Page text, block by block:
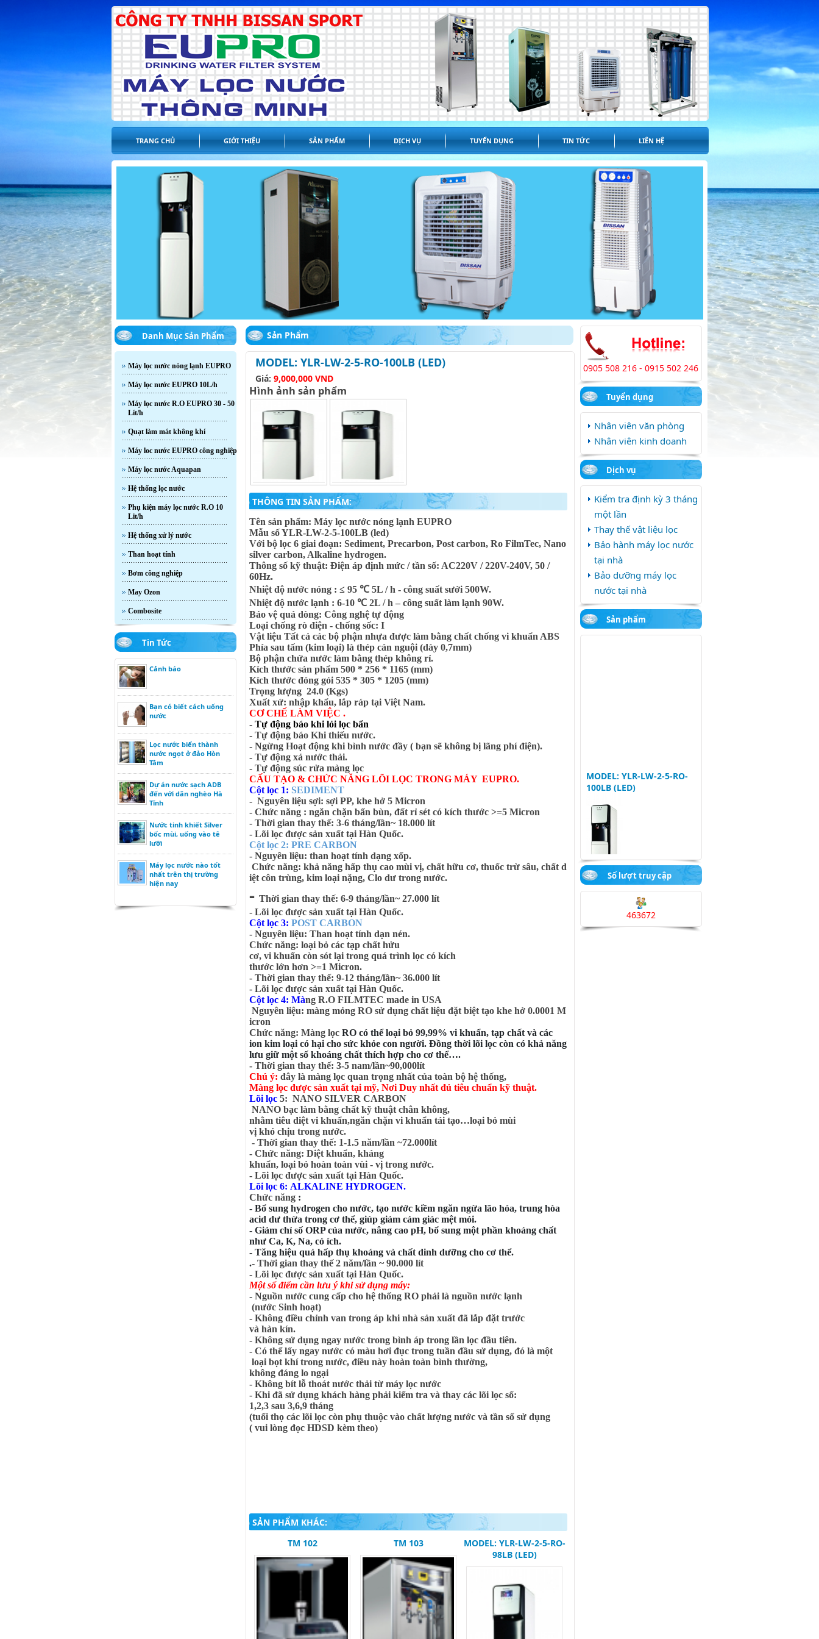
TRANG CHỦ GIỚI THIỆU SẢN PHẨM DỊCH VỤ TUYỂN DỤNG TIN TỨC LIÊN HỆ
Danh Mục Sản Phẩm
Máy lọc nước nóng lạnh EUPRO
Máy lọc nước EUPRO 10L/h
Máy lọc nước R.O EUPRO 30 - 50
Lít/h
Quạt làm mát không khí
Máy loc nước EUPRO công nghiệp
Máy lọc nước Aquapan
Hệ thống lọc nước
Phụ kiện máy lọc nước R.O 10
Lit/h
Hệ thống xử lý nước
Than hoạt tính
Bơm công nghiệp
May Ozon
Combosite
Tin Tức
Cảnh báo
Bạn có biết cách uống
nước
Lọc nước biển thành
nước ngọt ở đảo Hòn
Tằm
Dự án nước sạch ADB
đến với dân nghèo Hà
Tĩnh
Nước tinh khiết Silver
bốc mùi, uống vào tê
lưỡi
Máy lọc nước nào tốt
nhất trên thị trường
hiện nay
Sản Phẩm
MODEL: YLR-LW-2-5-RO-100LB (LED)
Giá: 9,000,000 VND
Hình ảnh sản phẩm
THÔNG TIN SẢN PHẨM:
Tên sản phẩm: Máy lọc nước nóng lạnh EUPRO
Mẫu số YLR-LW-2-5-100LB (led)
Với bộ lọc 6 giai đoạn: Sediment, Precarbon, Post carbon, Ro FilmTec, Nano
silver carbon, Alkaline hydrogen.
Thông số kỹ thuật: Điện áp định mức / tần số: AC220V / 220V-240V, 50 /
60Hz.
Nhiệt độ nước nóng : ≤ 95 ℃ 5L / h - công suất sưởi 500W.
Nhiệt độ nước lạnh : 6-10 ℃ 2L / h – công suất làm lạnh 90W.
Bảo vệ quá dòng: Công nghệ tự động
Loại chống rò điện - chống sốc: I
Vật liệu Tất cả các bộ phận nhựa được làm bằng chất chống vi khuẩn ABS
Phía sau tấm (kim loại) là thép cán nguội (dày 0,7mm)
Bộ phận chứa nước làm bằng thép không rỉ.
Kích thước sản phẩm 500 * 256 * 1165 (mm)
Kích thước đóng gói 535 * 305 * 1205 (mm)
Trọng lượng 24.0 (Kgs)
Xuất xứ: nhập khẩu, lắp ráp tại Việt Nam.
CƠ CHẾ LÀM VIỆC .
- Tự động báo khi lỏi lọc bẩn
- Tự động báo Khi thiếu nước.
- Ngừng Hoạt động khi bình nước đầy ( bạn sẽ không bị lãng phí điện).
- Tự động xả nước thải.
- Tự động súc rửa màng lọc
CẤU TẠO & CHỨC NĂNG LÕI LỌC TRONG MÁY EUPRO.
Cột lọc 1: SEDIMENT
- Nguyên liệu sợi: sợi PP, khe hở 5 Micron
- Chức năng : ngăn chặn bẩn bùn, đất rỉ sét có kích thước >=5 Micron
- Thời gian thay thế: 3-6 tháng/lần~ 18.000 lít
- Lõi lọc được sản xuất tại Hàn Quốc.
Cột lọc 2: PRE CARBON
- Nguyên liệu: than hoạt tính dạng xốp.
Chức năng: khả năng hấp thụ cao mùi vị, chất hữu cơ, thuốc trừ sâu, chất d
iệt côn trùng, kim loại nặng, Clo dư trong nước.
- Thời gian thay thế: 6-9 tháng/lần~ 27.000 lít
- Lõi lọc được sản xuất tại Hàn Quốc.
Cột lọc 3: POST CARBON
- Nguyên liệu: Than hoạt tính dạn nén.
Chức năng: loại bỏ các tạp chất hửu
cơ, vi khuẩn còn sót lại trong quá trình lọc có kích
thước lớn hơn >=1 Micron.
- Thời gian thay thế: 9-12 tháng/lần~ 36.000 lít
- Lõi lọc được sản xuất tại Hàn Quốc.
Cột lọc 4: Màng R.O FILMTEC made in USA
Nguyên liệu: màng mỏng RO sử dụng chất liệu đặt biệt tạo khe hở 0.0001 M
icron
Chức năng: Màng lọc RO có thể loại bỏ 99,99% vi khuẩn, tạp chất và các
ion kim loại có hại cho sức khỏe con người. Đồng thời lõi lọc còn có khả năng
lưu giữ một số khoáng chất thích hợp cho cơ thể….
- Thời gian thay thế: 3-5 nam/lần~90,000lít
Chú ý: đây là màng lọc quan trọng nhất của toàn bộ hệ thống,
Màng lọc được sản xuất tại mỹ, Nơi Duy nhất đủ tiêu chuẩn kỹ thuật.
Lõi lọc 5: NANO SILVER CARBON
NANO bạc làm bằng chất kỹ thuật chân không,
nhằm tiêu diệt vi khuẩn,ngăn chặn vi khuẩn tái tạo…loại bỏ mùi
vị khó chịu trong nước.
- Thời gian thay thế: 1-1.5 năm/lần ~72.000lít
- Chức năng: Diệt khuẩn, kháng
khuẩn, loại bỏ hoàn toàn vùi - vị trong nước.
- Lõi lọc được sản xuất tại Hàn Quốc.
Lõi lọc 6: ALKALINE HYDROGEN.
Chức năng :
- Bổ sung hydrogen cho nước, tạo nước kiềm ngăn ngừa lão hóa, trung hòa
acid dư thừa trong cơ thể, giúp giảm cảm giác mệt mỏi.
- Giảm chỉ số ORP của nước, nâng cao pH, bổ sung một phần khoáng chất
như Ca, K, Na, có ích.
- Tăng hiệu quả hấp thụ khoáng và chất dinh dưỡng cho cơ thể.
.- Thời gian thay thế 2 năm/lần ~ 90.000 lít
- Lõi lọc được sản xuất tại Hàn Quốc.
Một số điểm cần lưu ý khi sử dụng máy:
- Nguồn nước cung cấp cho hệ thống RO phải là nguồn nước lạnh
(nước Sinh hoạt)
- Không điều chỉnh van trong áp khi nhà sản xuất đã lắp đặt trước
và hàn kín.
- Không sử dụng ngay nước trong bình áp trong lần lọc đầu tiên.
- Có thể lấy ngay nước có màu hơi đục trong tuần đầu sử dụng, đó là một
loại bọt khí trong nước, điều này hoàn toàn bình thường,
không đáng lo ngại
- Không bít lỗ thoát nước thải từ máy lọc nước
- Khi đã sử dụng khách hàng phải kiểm tra và thay các lõi lọc số:
1,2,3 sau 3,6,9 tháng
(tuổi thọ các lõi lọc còn phụ thuộc vào chất lượng nước và tần số sử dụng
( vui lòng đọc HDSD kèm theo)
SẢN PHẨM KHÁC:
TM 102
TM 103
MODEL: YLR-LW-2-5-RO-
98LB (LED)
0905 508 216 - 0915 502 246
Tuyển dụng
Nhân viên văn phòng
Nhân viên kinh doanh
Dịch vụ
Kiểm tra định kỳ 3 tháng
một lần
Thay thế vật liệu lọc
Bảo hành máy lọc nước
tại nhà
Bảo dưỡng máy lọc
nước tại nhà
Sản phẩm
100LB (LED)
MODEL: YLR-LW-2-5-RO-
Số lượt truy cập
463672